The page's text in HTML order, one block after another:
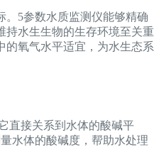
。5参数水质监测仪能够精确
持水生生物的生存环境至关重
的氧气水平适宜，为水生态系
直接关系到水体的酸碱平
水体的酸碱度，帮助水处理